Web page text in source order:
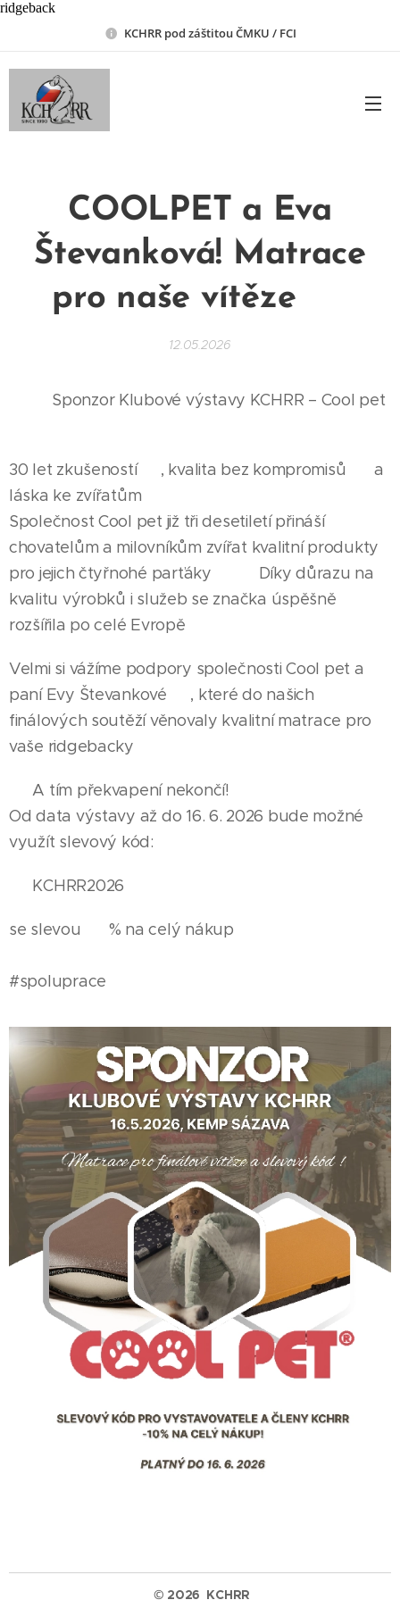
ridgeback
KCHRR pod záštitou ČMKU / FCI
COOLPET a Eva
Števanková! Matrace
pro naše vítěze
12.05.2026
🐾✨ Sponzor Klubové výstavy KCHRR – Cool pet
30 let zkušeností ❤️, kvalita bez kompromisů 💎 a
láska ke zvířatům 🐕🐾
Společnost Cool pet již tři desetiletí přináší
chovatelům a milovníkům zvířat kvalitní produkty
pro jejich čtyřnohé parťáky 🛏️✨ Díky důrazu na
kvalitu výrobků i služeb se značka úspěšně
rozšířila po celé Evropě 🌍🏆
Velmi si vážíme podpory společnosti Cool pet a
paní Evy Števankové 💛, které do našich
finálových soutěží věnovaly kvalitní matrace pro
vaše ridgebacky 🐶🛌
🎁 A tím překvapení nekončí!
Od data výstavy až do 16. 6. 2026 bude možné
využít slevový kód:
✨ KCHRR2026 ✨
se slevou 🔟 % na celý nákup 🛍️🐾
#spoluprace
© 2026 KCHRR